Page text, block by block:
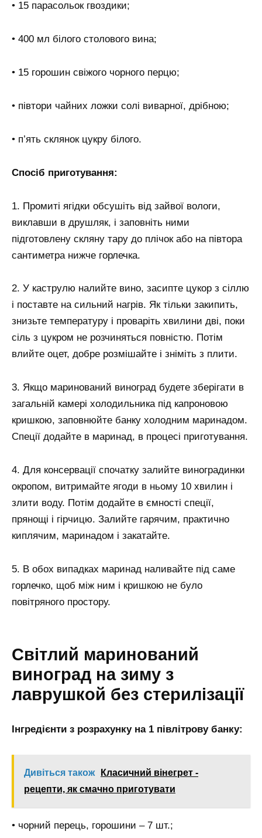
• 15 парасольок гвоздики;
• 400 мл білого столового вина;
• 15 горошин свіжого чорного перцю;
• півтори чайних ложки солі виварної, дрібною;
• п’ять склянок цукру білого.
Спосіб приготування:
1. Промиті ягідки обсушіть від зайвої вологи,
виклавши в друшляк, і заповніть ними
підготовлену скляну тару до плічок або на півтора
сантиметра нижче горлечка.
2. У каструлю налийте вино, засипте цукор з сіллю
і поставте на сильний нагрів. Як тільки закипить,
знизьте температуру і проваріть хвилини дві, поки
сіль з цукром не розчиняться повністю. Потім
влийте оцет, добре розмішайте і зніміть з плити.
3. Якщо маринований виноград будете зберігати в
загальній камері холодильника під капроновою
кришкою, заповнюйте банку холодним маринадом.
Спеції додайте в маринад, в процесі приготування.
4. Для консервації спочатку залийте виноградинки
окропом, витримайте ягоди в ньому 10 хвилин і
злити воду. Потім додайте в ємності спеції,
прянощі і гірчицю. Залийте гарячим, практично
киплячим, маринадом і закатайте.
5. В обох випадках маринад наливайте під саме
горлечко, щоб між ним і кришкою не було
повітряного простору.
Світлий маринований
виноград на зиму з
лаврушкой без стерилізації
Інгредієнти з розрахунку на 1 півлітрову банку:
Дивіться також
Класичний вінегрет -
рецепти, як смачно приготувати
• чорний перець, горошини – 7 шт.;